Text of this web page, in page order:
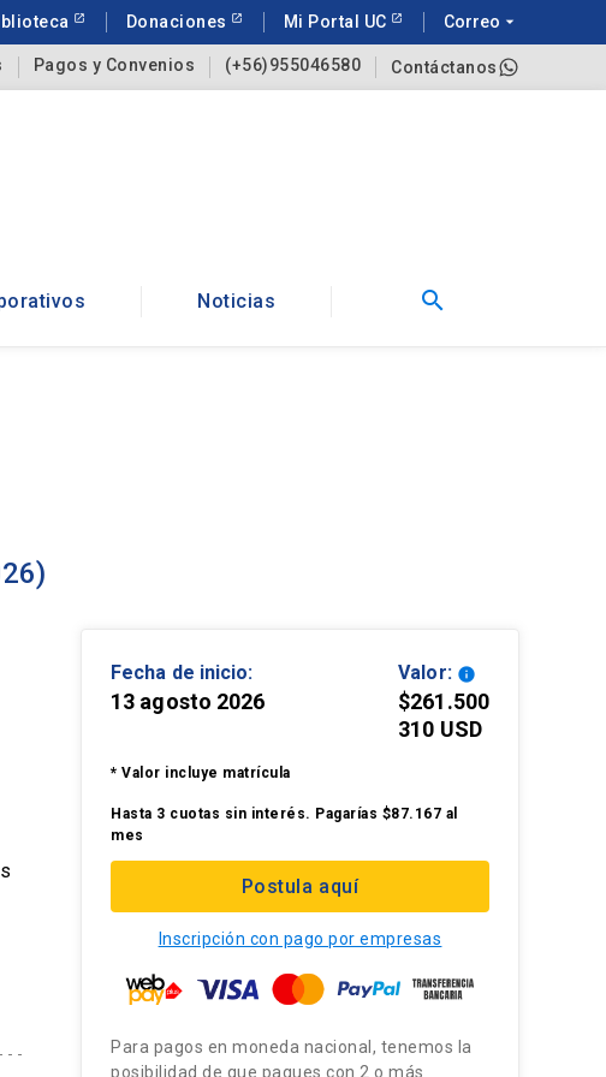
Donaciones Mi Portal UC Correo arrow_drop_down
Pagos y Convenios (+56)955046580 Contáctanos
Noticias search
Fecha de inicio:
13 agosto 2026
Valor: info
$261.500
310 USD
* Valor incluye matrícula
Hasta 3 cuotas sin interés. Pagarías $87.167 al
mes
Postula aquí
Inscripción con pago por empresas
Para pagos en moneda nacional, tenemos la
posibilidad de que pagues con 2 o más